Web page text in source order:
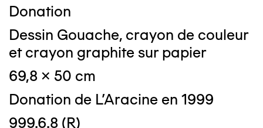
Donation
Dessin Gouache, crayon de couleur
et crayon graphite sur papier
69,8 x 50 cm
Donation de L'Aracine en 1999
999.6.8 (R)